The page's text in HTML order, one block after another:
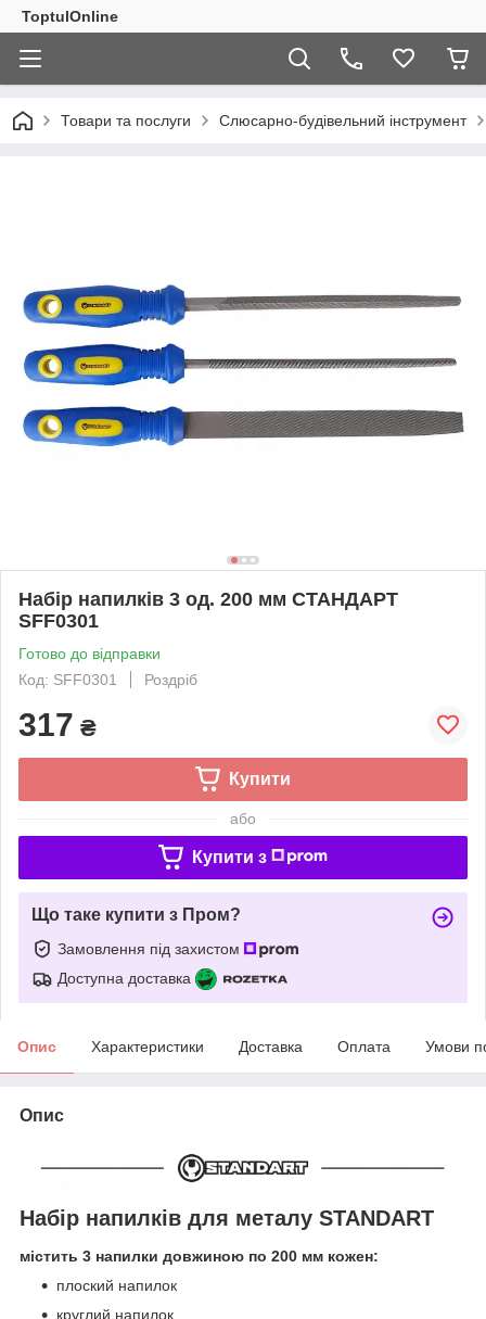
ToptulOnline
Товари та послуги Слюсарно-будівельний інструмент
Набір напилків 3 од. 200 мм СТАНДАРТ
SFF0301
Готово до відправки
Код: SFF0301
Роздріб
317 ₴
Купити
або
Купити з
Що таке купити з Пром?
Замовлення під захистом
Доступна доставка
Опис Характеристики Доставка Оплата Умови
Опис
Набір напилків для металу STANDART
містить 3 напилки довжиною по 200 мм кожен:
плоский напилок
круглий напилок